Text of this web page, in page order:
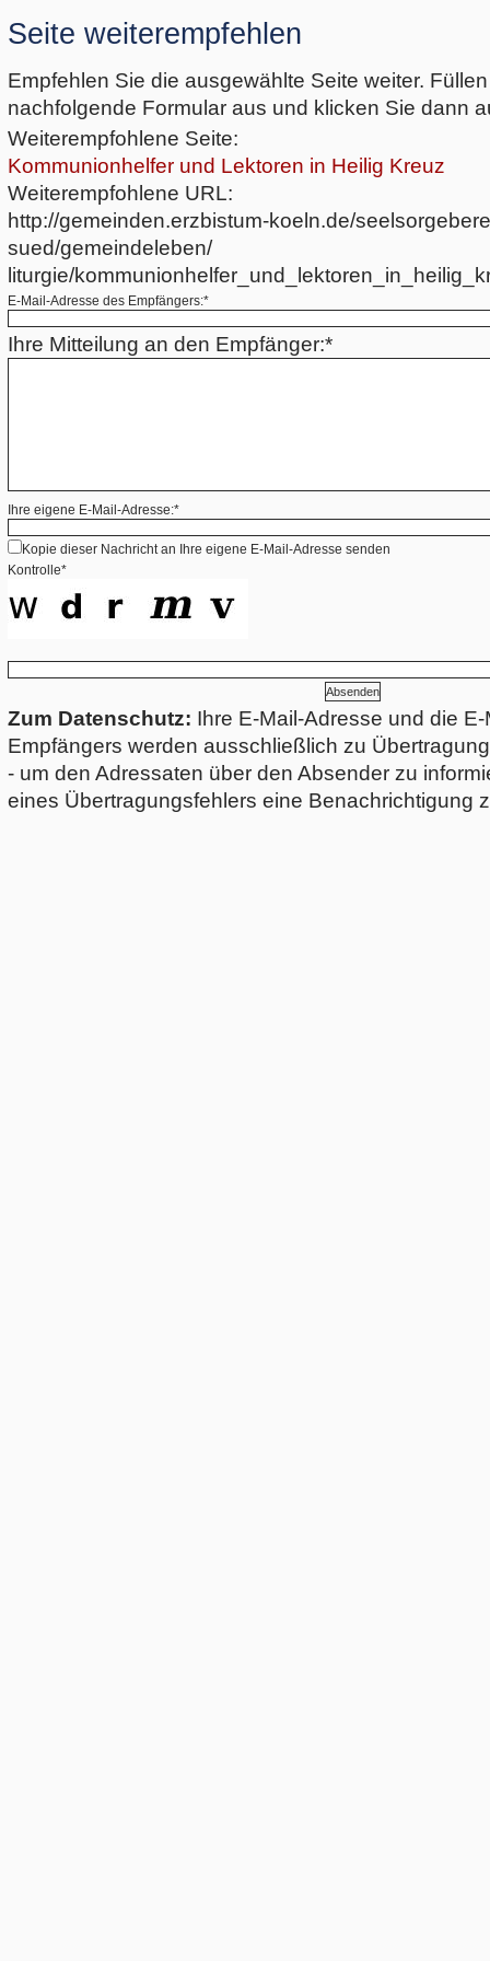
Seite weiterempfehlen
Empfehlen Sie die ausgewählte Seite weiter.
nachfolgende Formular aus und klicken Sie dann
Weiterempfohlene Seite:
Kommunionhelfer und Lektoren in Heilig Kreuz
Weiterempfohlene URL:
http://gemeinden.erzbistum-koeln.de/
sued/gemeindeleben/
liturgie/
E-Mail-Adresse des Empfängers:*
Ihre Mitteilung an den Empfänger:*
Ihre eigene E-Mail-Adresse:*
Kopie dieser Nachricht an Ihre eigene E-Mail-Adresse senden
Kontrolle*
Zum Datenschutz: Ihre E-Mail-Adresse und die
Empfängers werden ausschließlich zu
- um den Adressaten über den Absender zu
eines Übertragungsfehlers eine Benachrichtigung